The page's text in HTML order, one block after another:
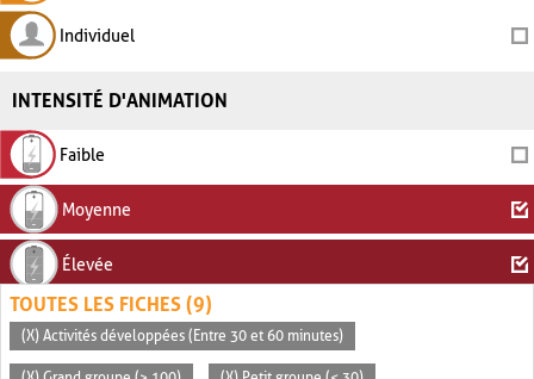
Individuel
INTENSITÉ D'ANIMATION
Faible
Moyenne
Élevée
TOUTES LES FICHES (9)
(X) Activités développées (Entre 30 et 60 minutes)